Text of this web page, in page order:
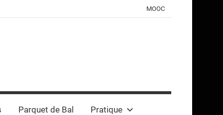
MOOC
Parquet de Bal Pratique